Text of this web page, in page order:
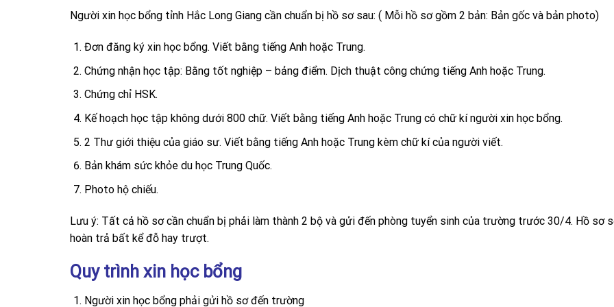
Người xin học bổng tỉnh Hắc Long Giang cần chuẩn bị hồ sơ sau: ( Mỗi hồ sơ gồm 2 bản: Bản gốc và bản photo)
Đơn đăng ký xin học bổng. Viết bằng tiếng Anh hoặc Trung.
Chứng nhận học tập: Bằng tốt nghiệp – bảng điểm. Dịch thuật công chứng tiếng Anh hoặc Trung.
Chứng chỉ HSK.
Kế hoạch học tập không dưới 800 chữ. Viết bằng tiếng Anh hoặc Trung có chữ kí người xin học bổng.
2 Thư giới thiệu của giáo sư. Viết bằng tiếng Anh hoặc Trung kèm chữ kí của người viết.
Bản khám sức khỏe du học Trung Quốc.
Photo hộ chiếu.
Lưu ý: Tất cả hồ sơ cần chuẩn bị phải làm thành 2 bộ và gửi đến phòng tuyển sinh của trường trước 30/4. Hồ sơ
hoàn trả bất kể đỗ hay trượt.
Quy trình xin học bổng
Người xin học bổng phải gửi hồ sơ đến trường